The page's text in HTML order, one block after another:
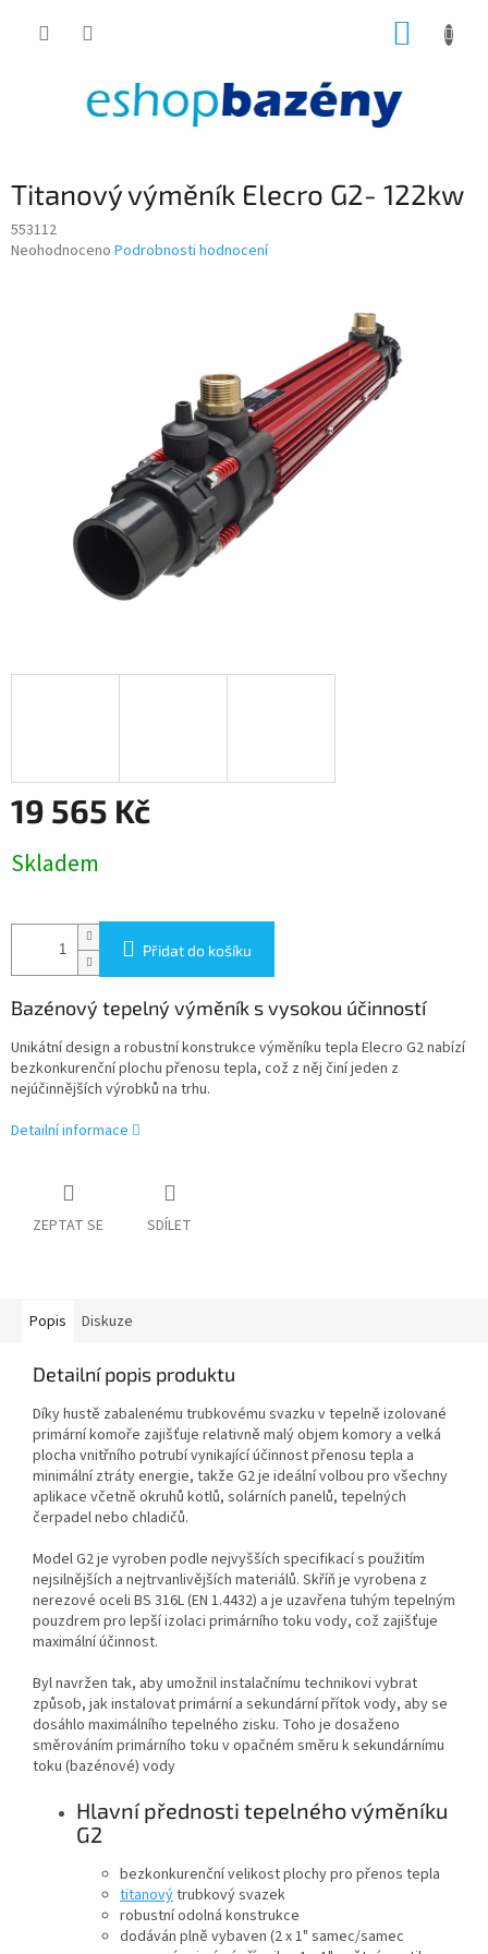
Titanový výměník Elecro G2- 122kw
553112
Průměrné
Neohodnoceno Podrobnosti hodnocení
19 565 Kč
cena:
Skladem
Přidat do košíku
Bazénový tepelný výměník s vysokou účinností
Unikátní design a robustní konstrukce výměníku tepla Elecro G2 nabízí
bezkonkurenční plochu přenosu tepla, což z něj činí jeden z
nejúčinnějších výrobků na trhu.
Detailní informace
ZEPTAT SE SDÍLET
Popis Diskuze
Detailní popis produktu
Díky hustě zabalenému trubkovému svazku v tepelně izolované
primární komoře zajišťuje relativně malý objem komory a velká
plocha vnitřního potrubí vynikající účinnost přenosu tepla a
minimální ztráty energie, takže G2 je ideální volbou pro všechny
aplikace včetně okruhů kotlů, solárních panelů, tepelných
čerpadel nebo chladičů.
Model G2 je vyroben podle nejvyšších specifikací s použitím
nejsilnějších a nejtrvanlivějších materiálů. Skříň je vyrobena z
nerezové oceli BS 316L (EN 1.4432) a je uzavřena tuhým tepelným
pouzdrem pro lepší izolaci primárního toku vody, což zajišťuje
maximální účinnost.
Byl navržen tak, aby umožnil instalačnímu technikovi vybrat
způsob, jak instalovat primární a sekundární přítok vody, aby se
dosáhlo maximálního tepelného zisku. Toho je dosaženo
směrováním primárního toku v opačném směru k sekundárnímu
toku (bazénové) vody
Hlavní přednosti tepelného výměníku
G2
bezkonkurenční velikost plochy pro přenos tepla
titanovýtrubkový svazek
robustní odolná konstrukce
dodáván plně vybaven (2 x 1" samec/samec